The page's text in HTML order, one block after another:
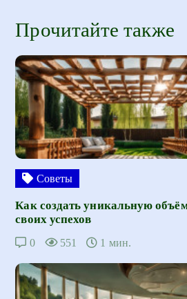
Прочитайте также
Советы
Как создать уникальную
своих успехов
0 551 1 мин.